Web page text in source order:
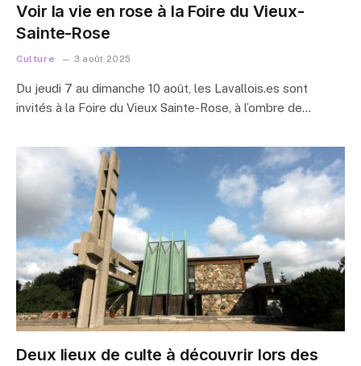
Voir la vie en rose à la Foire du Vieux-
Sainte-Rose
Culture 3 août 2025
Du jeudi 7 au dimanche 10 août, les Lavallois.es sont
invités à la Foire du Vieux Sainte-Rose, à l’ombre de…
Deux lieux de culte à découvrir lors des